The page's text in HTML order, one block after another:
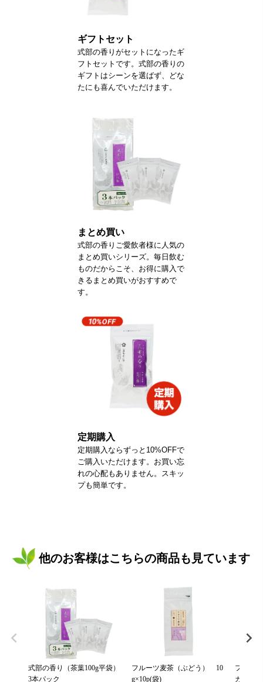
ギフトセット
式部の香りがセットになったギ
フトセットです。式部の香りの
ギフトはシーンを選ばず、どな
たにも喜んでいただけます。
まとめ買い
式部の香りご愛飲者様に人気の
まとめ買いシリーズ。毎日飲む
ものだからこそ、お得に購入で
きるまとめ買いがおすすめで
す。
定期購入
定期購入ならずっと10%OFFで
ご購入いただけます。お買い忘
れの心配もありません。スキッ
プも簡単です。
他のお客様はこちらの商品も見ています
式部の香り（茶葉100g平袋）
3本パック
フルーツ麦茶（ぶどう） 10
g×10p(袋)
フルー
カット